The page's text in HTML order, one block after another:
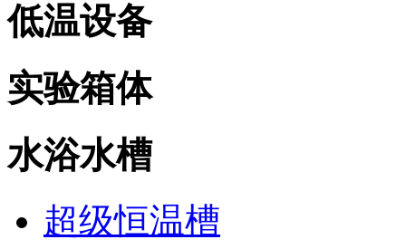
低温设备
实验箱体
水浴水槽
超级恒温槽